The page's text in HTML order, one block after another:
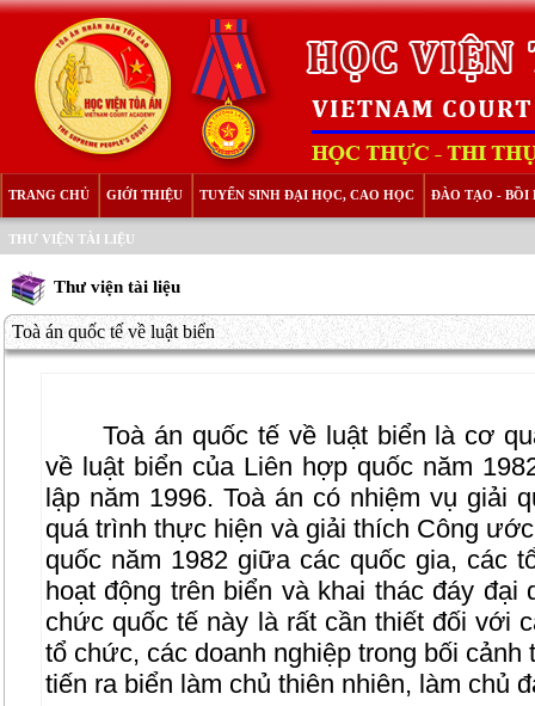
TRANG CHỦ GIỚI THIỆU TUYỂN SINH ĐẠI HỌC, CAO HỌC ĐÀO TẠO - BỒI
THƯ VIỆN TÀI LIỆU
Thư viện tài liệu
Toà án quốc tế về luật biển
Toà án quốc tế về luật biển là cơ
về luật biển của Liên hợp quốc năm
lập năm 1996. Toà án có nhiệm vụ giải
quá trình thực hiện và giải thích Công
quốc năm 1982 giữa các quốc gia, các
hoạt động trên biển và khai thác đáy
chức quốc tế này là rất cần thiết đối với
tổ chức, các doanh nghiệp trong bối
tiến ra biển làm chủ thiên nhiên, làm chủ